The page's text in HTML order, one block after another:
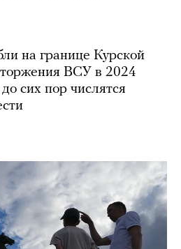
на границе Курской
ВСУ в 2024
сих пор числятся